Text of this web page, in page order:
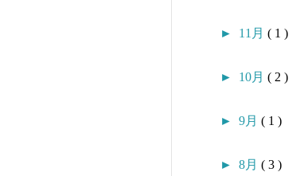
► 11月 ( 1 )
► 10月 ( 2 )
► 9月 ( 1 )
► 8月 ( 3 )